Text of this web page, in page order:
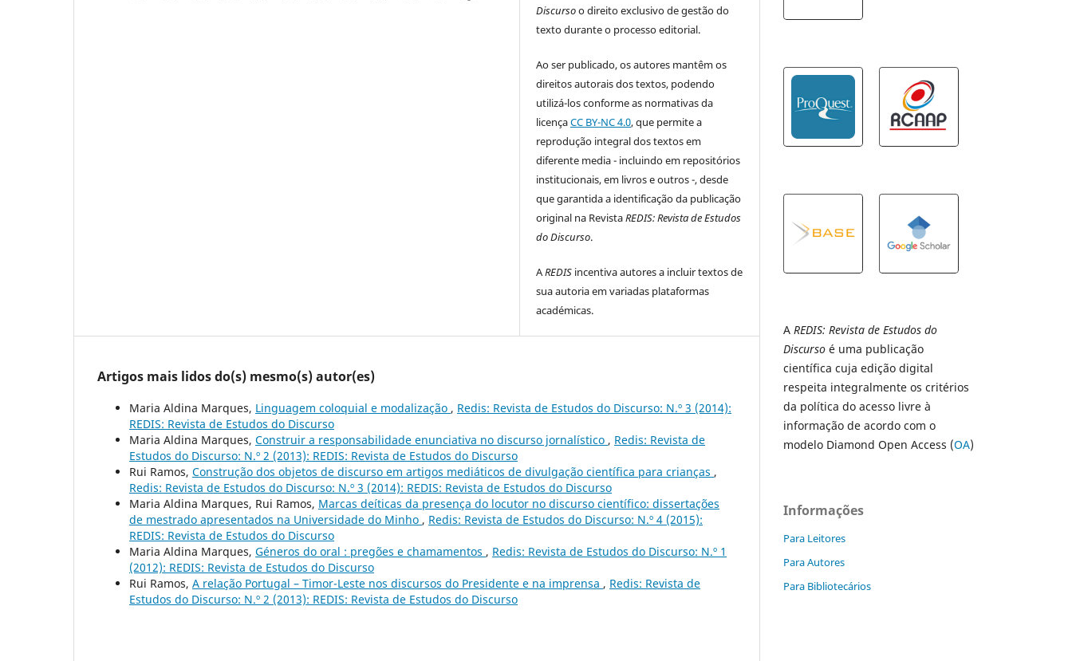
Discursoo direito exclusivo de gestão do
texto durante o processo editorial.
Ao ser publicado, os autores mantêm os
direitos autorais dos textos, podendo
utilizá-los conforme as normativas da
licençaCC BY-NC 4.0, que permite a
reprodução integral dos textos em
diferente media - incluindo em repositórios
institucionais, em livros e outros -, desde
que garantida a identificação da publicação
original na RevistaREDIS: Revista de Estudos
do Discurso.
AREDIS incentiva autores a incluir textos de
sua autoria em variadas plataformas
académicas.
Artigos mais lidos do(s) mesmo(s) autor(es)
Maria Aldina Marques, Linguagem coloquial e modalização , Redis: Revista de Estudos do Discurso: N.º 3 (2014):
REDIS: Revista de Estudos do Discurso
Maria Aldina Marques, Construir a responsabilidade enunciativa no discurso jornalístico , Redis: Revista de
Estudos do Discurso: N.º 2 (2013): REDIS: Revista de Estudos do Discurso
Rui Ramos, Construção dos objetos de discurso em artigos mediáticos de divulgação científica para crianças ,
Redis: Revista de Estudos do Discurso: N.º 3 (2014): REDIS: Revista de Estudos do Discurso
Maria Aldina Marques, Rui Ramos, Marcas deíticas da presença do locutor no discurso científico: dissertações
de mestrado apresentados na Universidade do Minho , Redis: Revista de Estudos do Discurso: N.º 4 (2015):
REDIS: Revista de Estudos do Discurso
Maria Aldina Marques, Géneros do oral : pregões e chamamentos , Redis: Revista de Estudos do Discurso: N.º 1
(2012): REDIS: Revista de Estudos do Discurso
Rui Ramos, A relação Portugal – Timor-Leste nos discursos do Presidente e na imprensa , Redis: Revista de
Estudos do Discurso: N.º 2 (2013): REDIS: Revista de Estudos do Discurso
A REDIS: Revista de Estudos do
Discurso é uma publicação
científica cuja edição digital
respeita integralmente os critérios
da política do acesso livre à
informação de acordo com o
modelo Diamond Open Access (OA)
Informações
Para Leitores
Para Autores
Para Bibliotecários